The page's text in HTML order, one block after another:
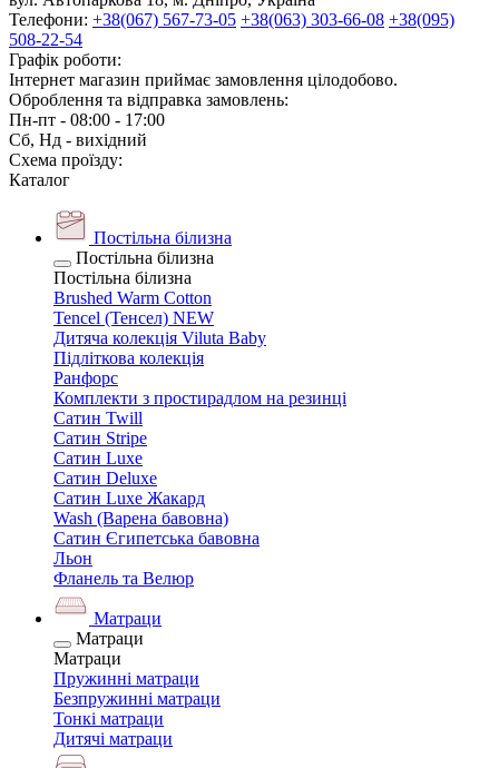
Телефони: +38(067) 567-73-05 +38(063) 303-66-08 +38(095)
508-22-54
Графік роботи:
Інтернет магазин приймає замовлення цілодобово.
Оброблення та відправка замовлень:
Пн-пт - 08:00 - 17:00
Сб, Нд - вихідний
Схема проїзду:
Каталог
Постільна білизна
Постільна білизна
Постільна білизна
Brushed Warm Cotton
Tencel (Тенсел) NEW
Дитяча колекція Viluta Baby
Підліткова колекція
Ранфорс
Комплекти з простирадлом на резинці
Сатин Twill
Сатин Stripe
Сатин Luxe
Сатин Deluxe
Сатин Luxe Жакард
Wash (Варена бавовна)
Сатин Єгипетська бавовна
Льон
Фланель та Велюр
Матраци
Матраци
Матраци
Пружинні матраци
Безпружинні матраци
Тонкі матраци
Дитячі матраци